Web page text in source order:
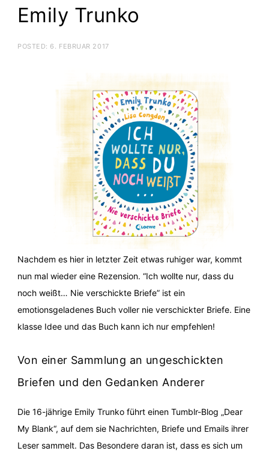
Emily Trunko
POSTED: 6. FEBRUAR 2017
Nachdem es hier in letzter Zeit etwas ruhiger war, kommt
nun mal wieder eine Rezension. “Ich wollte nur, dass du
noch weißt… Nie verschickte Briefe” ist ein
emotionsgeladenes Buch voller nie verschickter Briefe. Eine
klasse Idee und das Buch kann ich nur empfehlen!
Von einer Sammlung an ungeschickten
Briefen und den Gedanken Anderer
Die 16-jährige Emily Trunko führt einen Tumblr-Blog „Dear
My Blank“, auf dem sie Nachrichten, Briefe und Emails ihrer
Leser sammelt. Das Besondere daran ist, dass es sich um